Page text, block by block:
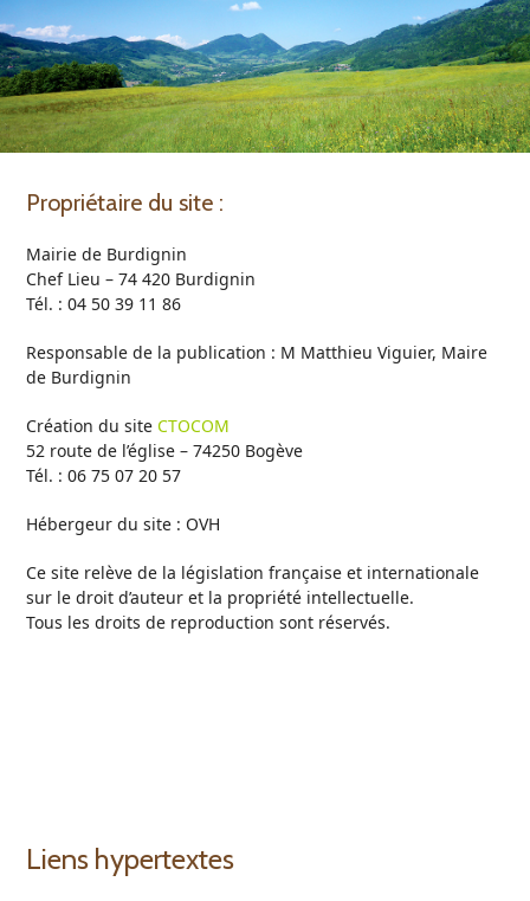
Skip
to
content
Open
mobile
menu
Close
mobile
menu
Propriétaire du site :
Mairie de Burdignin
Chef Lieu – 74 420 Burdignin
Tél. : 04 50 39 11 86
Responsable de la publication : M Matthieu Viguier, Maire
de Burdignin
Création du siteCTOCOM
52 route de l’église – 74250 Bogève
Tél. : 06 75 07 20 57
Hébergeur du site : OVH
Ce site relève de la législation française et internationale
sur le droit d’auteur et la propriété intellectuelle.
Tous les droits de reproduction sont réservés.
Liens hypertextes